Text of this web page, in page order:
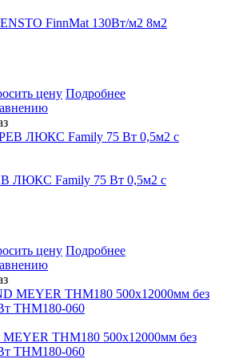
FinnMat 130Вт/м2 8м2
цену Подробнее
ЛЮКС Family 75 Вт 0,5м2 с
цену Подробнее
THM180 500x12000мм без
THM180-060